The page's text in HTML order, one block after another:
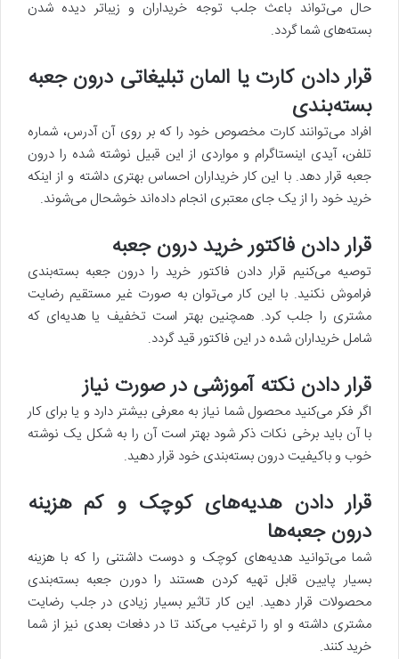
حال می‌تواند باعث جلب توجه خریداران و زیباتر دیده شدن
بسته‌های شما گردد.
قرار دادن کارت یا المان تبلیغاتی درون جعبه‌
بسته‌بندی
افراد می‌توانند کارت مخصوص خود را که بر روی آن آدرس، شماره
تلفن، آیدی اینستاگرام و مواردی از این قبیل نوشته شده را درون
جعبه قرار دهد. با این کار خریداران احساس بهتری داشته و از اینکه
خرید خود را از یک جای معتبری انجام داده‌اند خوشحال می‌شوند.
قرار دادن فاکتور خرید درون جعبه
توصیه می‌کنیم قرار دادن فاکتور خرید را درون جعبه بسته‌بندی
فراموش نکنید. با این کار می‌‌توان به صورت غیر مستقیم رضایت
مشتری را جلب کرد. همچنین بهتر است تخفیف یا هدیه‌ای که
شامل خریداران شده در این فاکتور قید گردد.
قرار دادن نکته آموزشی در صورت نیاز
اگر فکر می‌کنید محصول شما نیاز به معرفی بیشتر دارد و یا برای کار
با آن باید برخی نکات ذکر شود بهتر است آن‌ را به شکل یک نوشته
خوب و باکیفیت درون بسته‌بندی خود قرار دهید.
قرار دادن هدیه‌های کوچک و کم هزینه
درون جعبه‌ها
شما می‌توانید هدیه‌های کوچک و دوست داشتنی را که با هزینه
بسیار پایین قابل تهیه کردن هستند را دورن جعبه بسته‌بندی
محصولات قرار دهید. این کار تاثیر بسیار زیادی در جلب رضایت
مشتری داشته و او را ترغیب می‌کند تا در دفعات بعدی نیز از شما
خرید کنند.